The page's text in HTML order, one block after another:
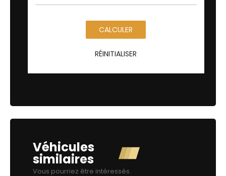
CALCULER
RÉINITIALISER
Véhicules
similaires
Vous pourriez être intéressés.